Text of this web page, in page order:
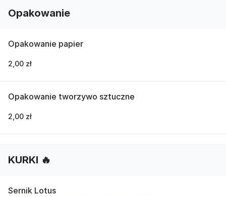
Opakowanie
Opakowanie papier
2,00 zł
Opakowanie tworzywo sztuczne
2,00 zł
KURKI 🔥
Sernik Lotus